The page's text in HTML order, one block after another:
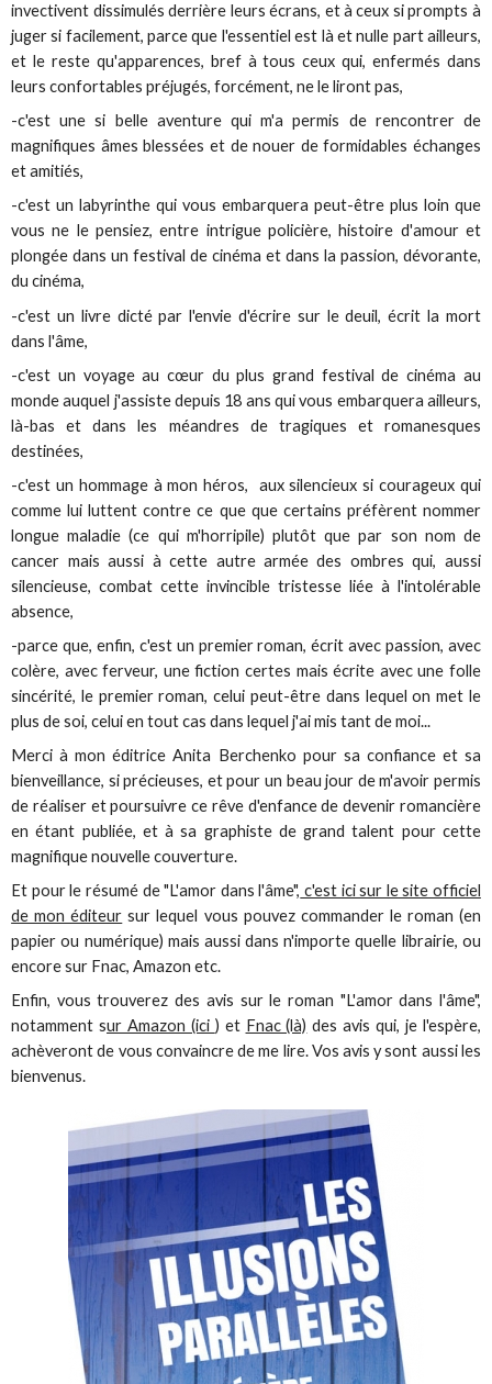
invectivent dissimulés derrière leurs écrans, et à ceux si prompts à
juger si facilement, parce que l'essentiel est là et nulle part ailleurs,
et le reste qu'apparences, bref à tous ceux qui, enfermés dans
leurs confortables préjugés, forcément, ne le liront pas,
-c'est une si belle aventure qui m'a permis de rencontrer de
magnifiques âmes blessées et de nouer de formidables échanges
et amitiés,
-c'est un labyrinthe qui vous embarquera peut-être plus loin que
vous ne le pensiez, entre intrigue policière, histoire d'amour et
plongée dans un festival de cinéma et dans la passion, dévorante,
du cinéma,
-c'est un livre dicté par l'envie d'écrire sur le deuil, écrit la mort
dans l'âme,
-c'est un voyage au cœur du plus grand festival de cinéma au
monde auquel j'assiste depuis 18 ans qui vous embarquera ailleurs,
là-bas et dans les méandres de tragiques et romanesques
destinées,
-c'est un hommage à mon héros, aux silencieux si courageux qui
comme lui luttent contre ce que que certains préfèrent nommer
longue maladie (ce qui m'horripile) plutôt que par son nom de
cancer mais aussi à cette autre armée des ombres qui, aussi
silencieuse, combat cette invincible tristesse liée à l'intolérable
absence,
-parce que, enfin, c'est un premier roman, écrit avec passion, avec
colère, avec ferveur, une fiction certes mais écrite avec une folle
sincérité, le premier roman, celui peut-être dans lequel on met le
plus de soi, celui en tout cas dans lequel j'ai mis tant de moi...
Merci à mon éditrice Anita Berchenko pour sa confiance et sa
bienveillance, si précieuses, et pour un beau jour de m'avoir permis
de réaliser et poursuivre ce rêve d'enfance de devenir romancière
en étant publiée, et à sa graphiste de grand talent pour cette
magnifique nouvelle couverture.
Et pour le résumé de "L'amor dans l'âme", c'est ici sur le site officiel
de mon éditeur sur lequel vous pouvez commander le roman (en
papier ou numérique) mais aussi dans n'importe quelle librairie, ou
encore sur Fnac, Amazon etc.
Enfin, vous trouverez des avis sur le roman "L'amor dans l'âme",
notamment sur Amazon (ici ) et Fnac (là) des avis qui, je l'espère,
achèveront de vous convaincre de me lire. Vos avis y sont aussi les
bienvenus.